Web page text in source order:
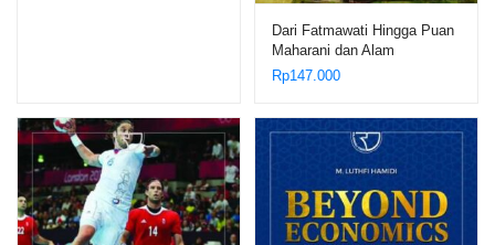
Dari Fatmawati Hingga Puan
Maharani dan Alam
Minangkabau – Dr. Siti
Rp147.000